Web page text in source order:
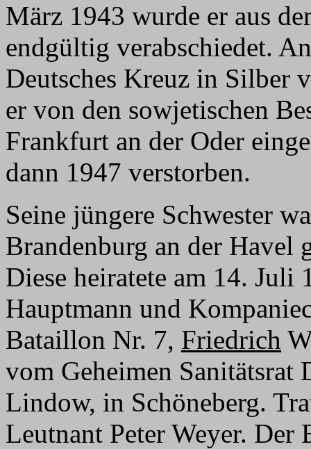
März 1943 wurde er aus
endgültig verabschiedet.
Deutsches Kreuz in Silber
er von den sowjetischen
Frankfurt an der Oder
dann 1947 verstorben.
Seine jüngere Schwester
Brandenburg an der Havel
Diese heiratete am 14. Juli
Hauptmann und
Bataillon Nr. 7, Friedrich
vom Geheimen Sanitätsrat
Lindow, in Schöneberg.
Leutnant Peter Weyer. Der